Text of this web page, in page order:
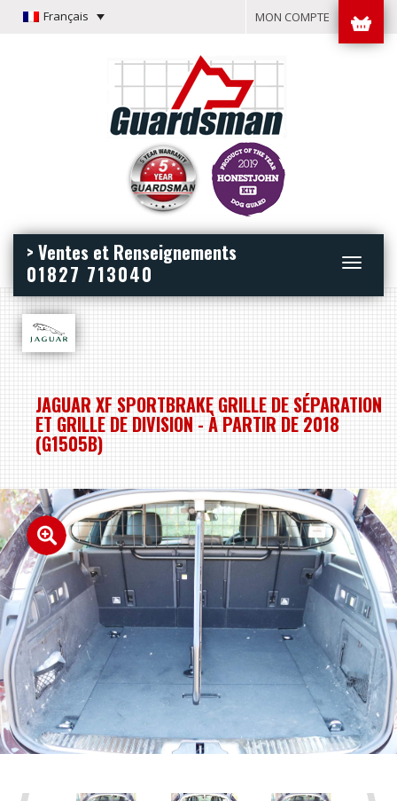
Français MON COMPTE
Toggle
> Ventes et Renseignements
01827 713040
JAGUAR XF SPORTBRAKE GRILLE DE SÉPARATION
ET GRILLE DE DIVISION - À PARTIR DE 2018
(G1505B)